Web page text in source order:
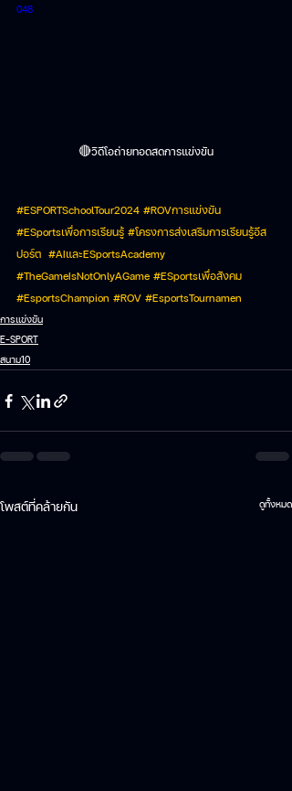
048
🔴วิดีโอถ่ายทอดสดการแข่งขัน
#ESPORTSchoolTour2024 #ROVการแข่งขัน
#ESportsเพื่อการเรียนรู้ #โครงการส่งเสริมการเรียนรู้อีส
ปอร์ต #AIและESportsAcademy
#TheGameIsNotOnlyAGame #ESportsเพื่อสังคม
#EsportsChampion #ROV #EsportsTournamen
การแข่งขัน
E-SPORT
สนาม10
โพสต์ที่คล้ายกัน ดูทั้งหมด